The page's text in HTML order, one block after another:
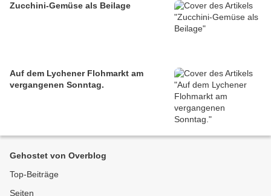
Zucchini-Gemüse als Beilage
Auf dem Lychener Flohmarkt am
vergangenen Sonntag.
Gehostet von Overblog
Top-Beiträge
Seiten